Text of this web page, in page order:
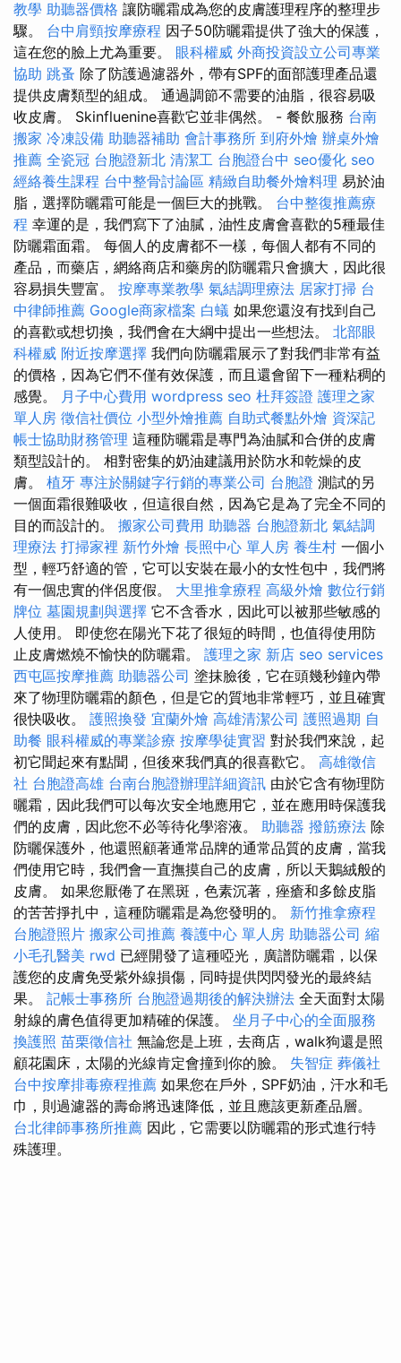
教學 助聽器價格 讓防曬霜成為您的皮膚護理程序的整理步
驟。 台中肩頸按摩療程 因子50防曬霜提供了強大的保護，
這在您的臉上尤為重要。 眼科權威 外商投資設立公司專業
協助 跳蚤 除了防護過濾器外，帶有SPF的面部護理產品還
提供皮膚類型的組成。 通過調節不需要的油脂，很容易吸
收皮膚。 Skinfluenine喜歡它並非偶然。 - 餐飲服務 台南
搬家 冷凍設備 助聽器補助 會計事務所 到府外燴 辦桌外燴
推薦 全瓷冠 台胞證新北 清潔工 台胞證台中 seo優化 seo
經絡養生課程 台中整骨討論區 精緻自助餐外燴料理 易於油
脂，選擇防曬霜可能是一個巨大的挑戰。 台中整復推薦療
程 幸運的是，我們寫下了油膩，油性皮膚會喜歡的5種最佳
防曬霜面霜。 每個人的皮膚都不一樣，每個人都有不同的
產品，而藥店，網絡商店和藥房的防曬霜只會擴大，因此很
容易損失豐富。 按摩專業教學 氣結調理療法 居家打掃 台
中律師推薦 Google商家檔案 白蟻 如果您還沒有找到自己
的喜歡或想切換，我們會在大綱中提出一些想法。 北部眼
科權威 附近按摩選擇 我們向防曬霜展示了對我們非常有益
的價格，因為它們不僅有效保護，而且還會留下一種粘稠的
感覺。 月子中心費用 wordpress seo 杜拜簽證 護理之家
單人房 徵信社價位 小型外燴推薦 自助式餐點外燴 資深記
帳士協助財務管理 這種防曬霜是專門為油膩和合併的皮膚
類型設計的。 相對密集的奶油建議用於防水和乾燥的皮
膚。 植牙 專注於關鍵字行銷的專業公司 台胞證 測試的另
一個面霜很難吸收，但這很自然，因為它是為了完全不同的
目的而設計的。 搬家公司費用 助聽器 台胞證新北 氣結調
理療法 打掃家裡 新竹外燴 長照中心 單人房 養生村 一個小
型，輕巧舒適的管，它可以安裝在最小的女性包中，我們將
有一個忠實的伴侶度假。 大里推拿療程 高級外燴 數位行銷
牌位 墓園規劃與選擇 它不含香水，因此可以被那些敏感的
人使用。 即使您在陽光下花了很短的時間，也值得使用防
止皮膚燃燒不愉快的防曬霜。 護理之家 新店 seo services
西屯區按摩推薦 助聽器公司 塗抹臉後，它在頭幾秒鐘內帶
來了物理防曬霜的顏色，但是它的質地非常輕巧，並且確實
很快吸收。 護照換發 宜蘭外燴 高雄清潔公司 護照過期 自
助餐 眼科權威的專業診療 按摩學徒實習 對於我們來說，起
初它聞起來有點聞，但後來我們真的很喜歡它。 高雄徵信
社 台胞證高雄 台南台胞證辦理詳細資訊 由於它含有物理防
曬霜，因此我們可以每次安全地應用它，並在應用時保護我
們的皮膚，因此您不必等待化學溶液。 助聽器 撥筋療法 除
防曬保護外，他還照顧著通常品牌的通常品質的皮膚，當我
們使用它時，我們會一直撫摸自己的皮膚，所以天鵝絨般的
皮膚。 如果您厭倦了在黑斑，色素沉著，痤瘡和多餘皮脂
的苦苦掙扎中，這種防曬霜是為您發明的。 新竹推拿療程
台胞證照片 搬家公司推薦 養護中心 單人房 助聽器公司 縮
小毛孔醫美 rwd 已經開發了這種啞光，廣譜防曬霜，以保
護您的皮膚免受紫外線損傷，同時提供閃閃發光的最終結
果。 記帳士事務所 台胞證過期後的解決辦法 全天面對太陽
射線的膚色值得更加精確的保護。 坐月子中心的全面服務
換護照 苗栗徵信社 無論您是上班，去商店，walk狗還是照
顧花園床，太陽的光線肯定會撞到你的臉。 失智症 葬儀社
台中按摩排毒療程推薦 如果您在戶外，SPF奶油，汗水和毛
巾，則過濾器的壽命將迅速降低，並且應該更新產品層。
台北律師事務所推薦 因此，它需要以防曬霜的形式進行特
殊護理。